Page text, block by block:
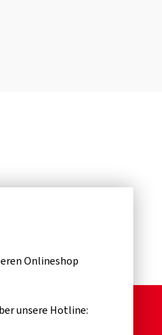
Onlineshop
unsere Hotline: